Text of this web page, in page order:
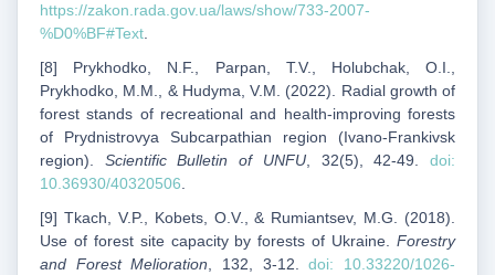
https://zakon.rada.gov.ua/laws/show/733-2007-
%D0%BF#Text
[8] Prykhodko, N.F., Parpan, T.V., Holubchak, O.I.,
Prykhodko, M.M., & Hudyma, V.M. (2022). Radial growth of
forest stands of recreational and health-improving forests
of Prydnistrovya Subcarpathian region (Ivano-Frankivsk
region). Scientific Bulletin of UNFU, 32(5), 42-49.doi:
10.36930/40320506
[9] Tkach, V.P., Kobets, O.V., & Rumiantsev, M.G. (2018).
Use of forest site capacity by forests of Ukraine. Forestry
and Forest Melioration , 132, 3-12.doi: 10.33220/1026-